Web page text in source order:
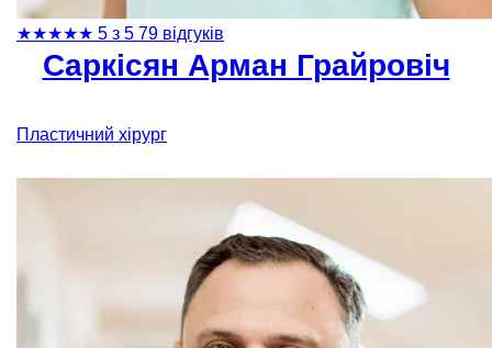
★★★★★ 5 з 5 79 відгуків
Саркісян Арман Грайровіч
Пластичний хірург